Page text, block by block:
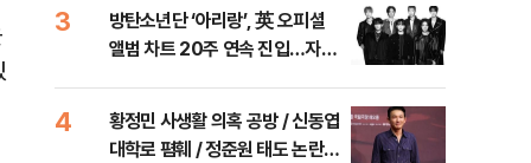
3
방탄소년단 ‘아리랑’, 英 오피셜
앨범 차트 20주 연속 진입…자체
4
황정민 사생활 의혹 공방 / 신동엽
대학로 폄훼 / 정준원 태도 논란